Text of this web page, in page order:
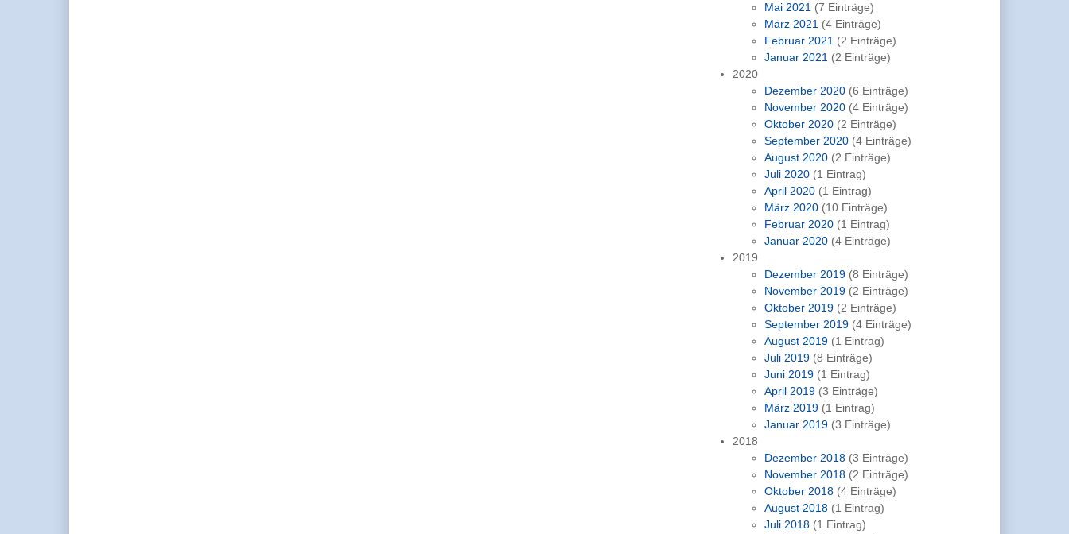
Mai 2021 (7 Einträge)
März 2021 (4 Einträge)
Februar 2021 (2 Einträge)
Januar 2021 (2 Einträge)
2020
Dezember 2020 (6 Einträge)
November 2020 (4 Einträge)
Oktober 2020 (2 Einträge)
September 2020 (4 Einträge)
August 2020 (2 Einträge)
Juli 2020 (1 Eintrag)
April 2020 (1 Eintrag)
März 2020 (10 Einträge)
Februar 2020 (1 Eintrag)
Januar 2020 (4 Einträge)
2019
Dezember 2019 (8 Einträge)
November 2019 (2 Einträge)
Oktober 2019 (2 Einträge)
September 2019 (4 Einträge)
August 2019 (1 Eintrag)
Juli 2019 (8 Einträge)
Juni 2019 (1 Eintrag)
April 2019 (3 Einträge)
März 2019 (1 Eintrag)
Januar 2019 (3 Einträge)
2018
Dezember 2018 (3 Einträge)
November 2018 (2 Einträge)
Oktober 2018 (4 Einträge)
August 2018 (1 Eintrag)
Juli 2018 (1 Eintrag)